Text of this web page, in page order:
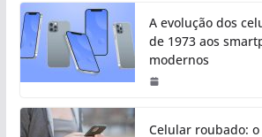
A evolução dos
de 1973 aos
modernos
Celular roubado: